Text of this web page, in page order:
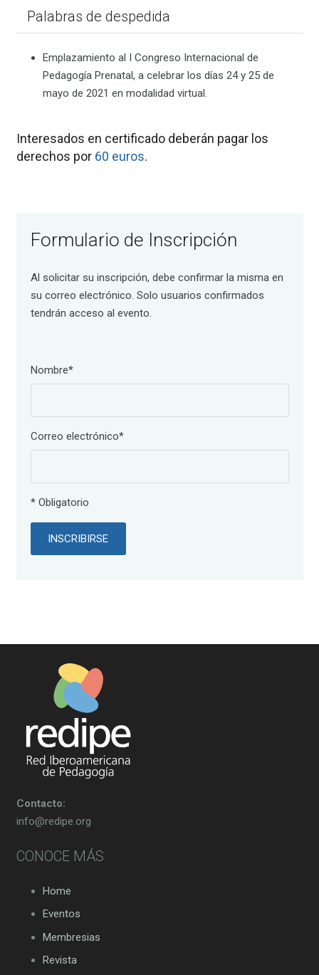
Palabras de despedida
Emplazamiento al I Congreso Internacional de
Pedagogía Prenatal, a celebrar los días 24 y 25 de
mayo de 2021 en modalidad virtual.
Interesados en certificado deberán pagar los
derechos por 60 euros.
Formulario de Inscripción
Al solicitar su inscripción, debe confirmar la misma en
su correo electrónico. Solo usuarios confirmados
tendrán acceso al evento.
Nombre*
Correo electrónico*
* Obligatorio
Contacto:
info@redipe.org
CONOCE MÁS
Home
Eventos
Membresias
Revista